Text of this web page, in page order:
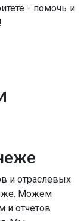
- помочь и
и отраслевых
Можем
и отчетов